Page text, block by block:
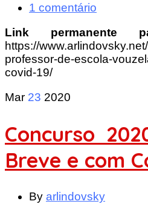
1 comentário
Link permanente
https://
professor-de-escola-
covid-19/
Mar 23 2020
Concurso
Breve e com
By arlindovsky